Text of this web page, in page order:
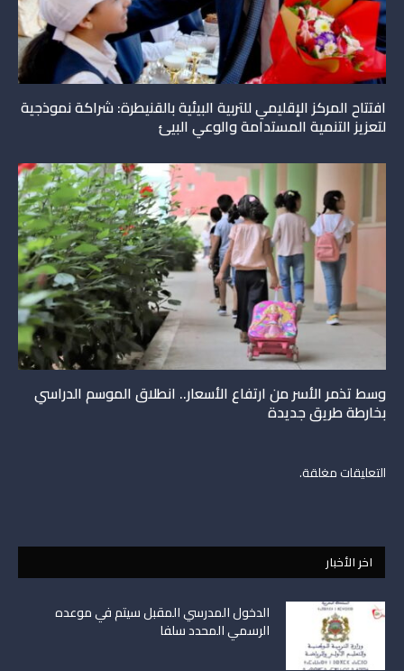
افتتاح المركز الإقليمي للتربية البيئية بالقنيطرة: شراكة نموذجية
لتعزيز التنمية المستدامة والوعي البيئ
وسط تذمر الأسر من ارتفاع الأسعار.. انطلاق الموسم الدراسي
بخارطة طريق جديدة
التعليقات مغلقة.
اخر الأخبار
الدخول المدرسي المقبل سیتم في موعده
الرسمي المحدد سلفا